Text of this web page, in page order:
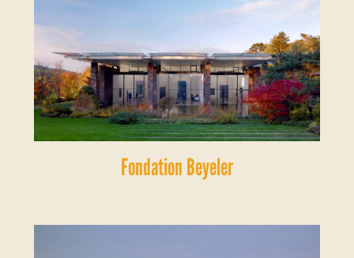
Fondation Beyeler